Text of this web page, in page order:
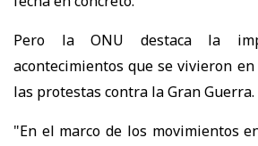
Pero la ONU destaca la
acontecimientos que se vivieron
las protestas contra la Gran Guerra.
"En el marco de los movimientos